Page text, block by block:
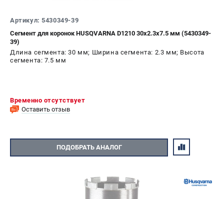
Артикул: 5430349-39
Сегмент для коронок HUSQVARNA D1210 30х2.3х7.5 мм (5430349-
39)
Длина сегмента: 30 мм; Ширина сегмента: 2.3 мм; Высота
сегмента: 7.5 мм
Временно отсутствует
Оставить отзыв
ПОДОБРАТЬ АНАЛОГ